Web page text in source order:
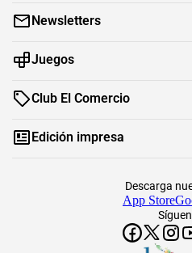
Newsletters
Juegos
Club El Comercio
Edición impresa
Descarga
App Store